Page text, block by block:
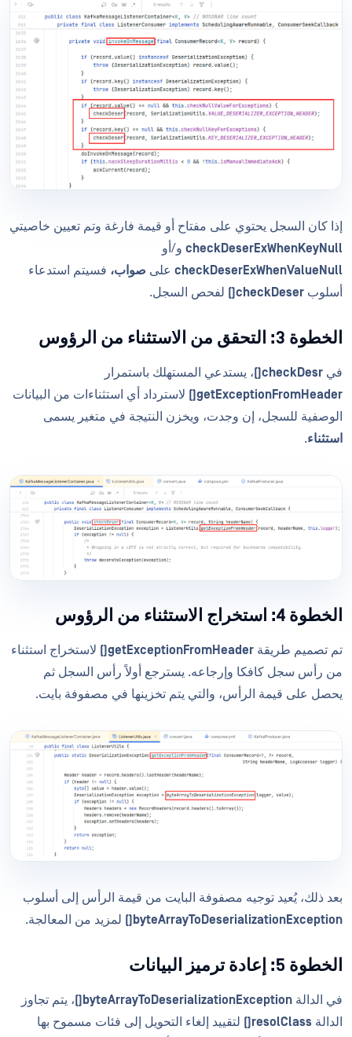
إذا كان السجل يحتوي على مفتاح أو قيمة فارغة وتم تعيين خاصيتي
checkDeserExWhenKeyNull و/أو
checkDeserExWhenValueNull على صواب، فسيتم استدعاء
أسلوب checkDeser() لفحص السجل.
الخطوة 3: التحقق من الاستثناء من الرؤوس
في checkDesr()
، يستدعي المستهلك باستمرار
getExceptionFromHeader()
لاسترداد أي استثناءات من البيانات
الوصفية للسجل، إن وجدت، ويخزن النتيجة في متغير يسمى
استثناء.
الخطوة 4: استخراج الاستثناء من الرؤوس
تم تصميم طريقة getExceptionFromHeader()
لاستخراج استثناء
من رأس سجل كافكا وإرجاعه. يسترجع أولاً رأس السجل ثم
يحصل على قيمة الرأس، والتي يتم تخزينها في مصفوفة بايت.
بعد ذلك، يُعيد توجيه مصفوفة البايت من قيمة الرأس إلى أسلوب
byteArrayToDeserializationException()
لمزيد من المعالجة.
الخطوة 5: إعادة ترميز البيانات
في الدالة byteArrayToDeserializationException()
، يتم تجاوز
الدالة resolClass() لتقييد إلغاء التحويل إلى فئات مسموح بها